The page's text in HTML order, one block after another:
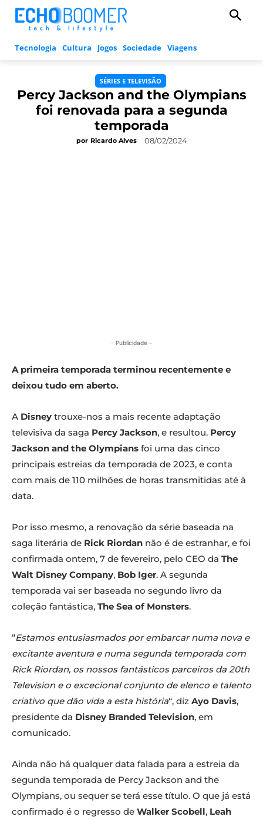
Tecnologia Cultura Jogos Sociedade Viagens
SÉRIES E TELEVISÃO
Percy Jackson and the Olympians
foi renovada para a segunda
temporada
por Ricardo Alves 08/02/2024
- Publicidade -
A primeira temporada terminou recentemente e
deixou tudo em aberto.
A Disney trouxe-nos a mais recente adaptação
televisiva da saga Percy Jackson, e resultou. Percy
Jackson and the Olympians foi uma das cinco
principais estreias da temporada de 2023, e conta
com mais de 110 milhões de horas transmitidas até à
data.
Por isso mesmo, a renovação da série baseada na
saga literária de Rick Riordan não é de estranhar, e foi
confirmada ontem, 7 de fevereiro, pelo CEO da The
Walt Disney Company, Bob Iger. A segunda
temporada vai ser baseada no segundo livro da
coleção fantástica, The Sea of Monsters.
“Estamos entusiasmados por embarcar numa nova e
excitante aventura e numa segunda temporada com
Rick Riordan, os nossos fantásticos parceiros da 20th
Television e o excecional conjunto de elenco e talento
criativo que dão vida a esta história“, diz Ayo Davis,
presidente da Disney Branded Television, em
comunicado.
Ainda não há qualquer data falada para a estreia da
segunda temporada de Percy Jackson and the
Olympians, ou sequer se terá esse título. O que já está
confirmado é o regresso de Walker Scobell, Leah